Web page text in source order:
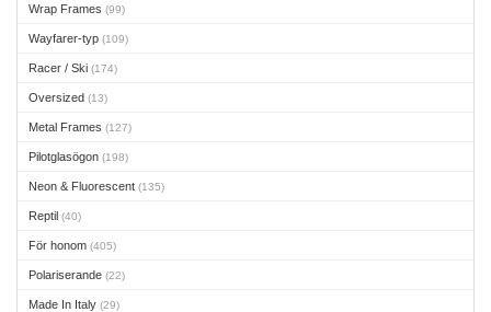
Wrap Frames (99)
Wayfarer-typ (109)
Racer / Ski (174)
Oversized (13)
Metal Frames (127)
Pilotglasögon (198)
Neon & Fluorescent (135)
Reptil (40)
För honom (405)
Polariserande (22)
Made In Italy (29)